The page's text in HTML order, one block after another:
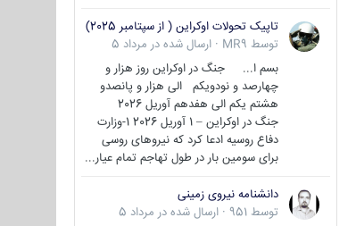
تاپیک تحولات اوکراین ( از سپتامبر 2025)
توسط MR9
· ارسال شده در مرداد 5
بسم ا... جنگ در اوکراین روز هزار و
چهارصد و نودویکم الی هزار و پانصدو
هشتم یکم الی هفدهم آوریل 2026
جنگ در اوکراین – 1 آوریل 2026 1-وزارت
دفاع روسیه ادعا کرد که نیروهای روسی
برای سومین بار در طول تهاجم تمام عیار...
دانشنامه نیروی زمینی
توسط 951
· ارسال شده در مرداد 5